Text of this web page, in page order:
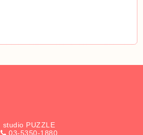
studio PUZZLE
03-5350-1880